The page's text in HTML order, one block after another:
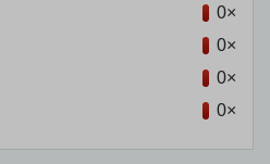
0×
0×
0×
0×